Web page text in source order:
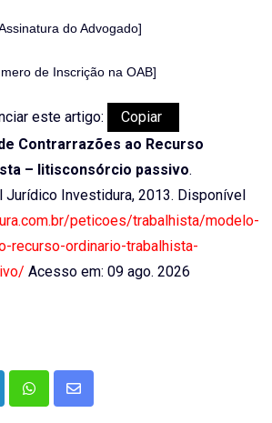
do Advogado]
de Inscrição na OAB]
este artigo:
Copiar
Contrarrazões ao Recurso
– litisconsórcio passivo.
Jurídico Investidura, 2013. Disponível
peticoes/trabalhista/modelo-
recurso-ordinario-trabalhista-
Acesso em: 09 ago. 2026
WhatsappShare